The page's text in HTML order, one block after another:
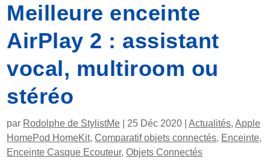
Meilleure enceinte
AirPlay 2 : assistant
vocal, multiroom ou
stéréo
par Rodolphe de StylistMe 25 Déc 2020 |Actualités,Apple
HomePod HomeKit,Comparatif objets connectés, Enceinte,
Enceinte Casque Ecouteur,Objets Connectés